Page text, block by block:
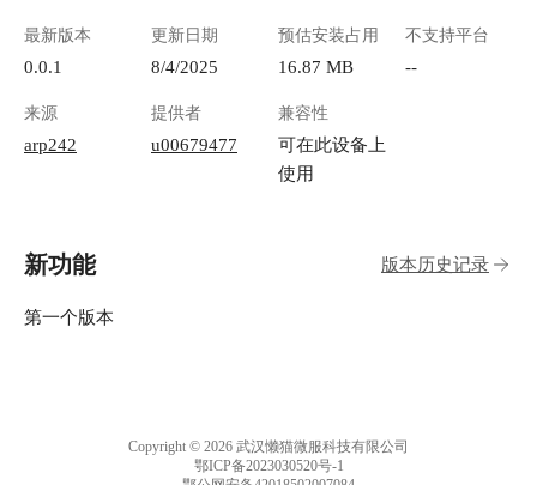
最新版本
0.0.1
更新日期
8/4/2025
预估安装占用
16.87 MB
不支持平台
--
来源
arp242
提供者
u00679477
兼容性
可在此设备上
使用
新功能 版本历史记录
第一个版本
Copyright © 2026 武汉懒猫微服科技有限公司
鄂ICP备2023030520号-1